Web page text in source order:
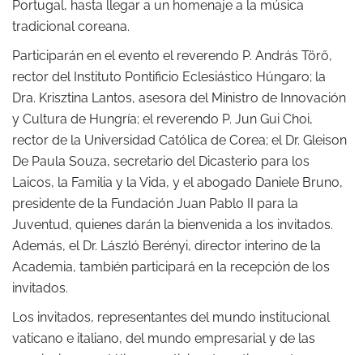
Portugal, hasta llegar a un homenaje a la música
tradicional coreana.
Participarán en el evento el reverendo P. András Törő,
rector del Instituto Pontificio Eclesiástico Húngaro; la
Dra. Krisztina Lantos, asesora del Ministro de Innovación
y Cultura de Hungría; el reverendo P. Jun Gui Choi,
rector de la Universidad Católica de Corea; el Dr. Gleison
De Paula Souza, secretario del Dicasterio para los
Laicos, la Familia y la Vida, y el abogado Daniele Bruno,
presidente de la Fundación Juan Pablo II para la
Juventud, quienes darán la bienvenida a los invitados.
Además, el Dr. László Berényi, director interino de la
Academia, también participará en la recepción de los
invitados.
Los invitados, representantes del mundo institucional
vaticano e italiano, del mundo empresarial y de las